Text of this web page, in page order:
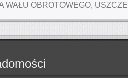
WAŁU OBROTOWEGO,